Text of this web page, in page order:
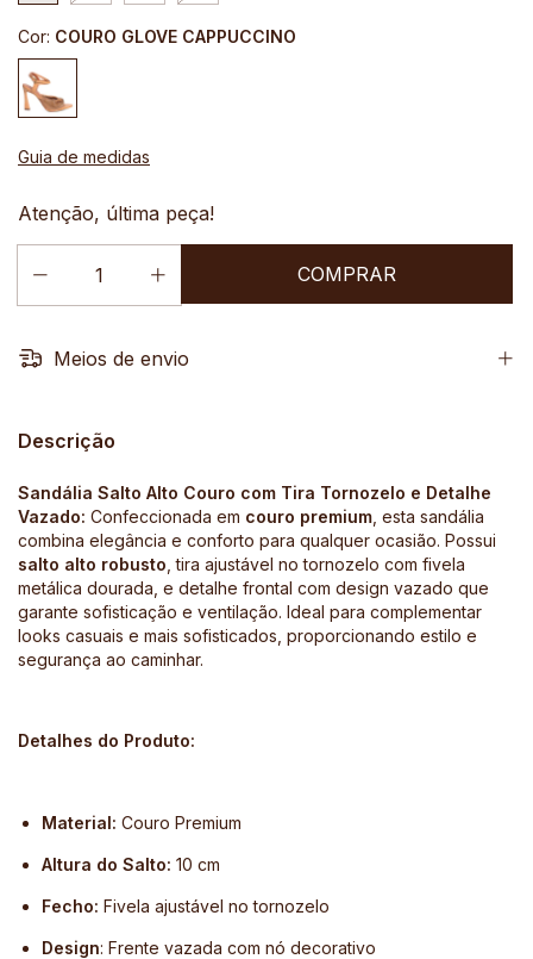
Cor: COURO GLOVE CAPPUCCINO
Guia de medidas
Atenção, última peça!
Meios de envio
Descrição
Sandália Salto Alto Couro com Tira Tornozelo e Detalhe
Vazado: Confeccionada em couro premium , esta sandália
combina elegância e conforto para qualquer ocasião. Possui
salto alto robusto , tira ajustável no tornozelo com fivela
metálica dourada, e detalhe frontal com design vazado que
garante sofisticação e ventilação. Ideal para complementar
looks casuais e mais sofisticados, proporcionando estilo e
segurança ao caminhar.
Detalhes do Produto:
Material: Couro Premium
Altura do Salto: 10 cm
Fecho: Fivela ajustável no tornozelo
Design: Frente vazada com nó decorativo